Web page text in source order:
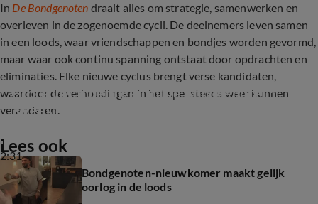
In De Bondgenoten draait alles om strategie, samenwerken en
overleven in de zogenoemde cycli. De deelnemers leven samen
in een loods, waar vriendschappen en bondjes worden gevormd,
maar waar ook continu spanning ontstaat door opdrachten en
eliminaties. Elke nieuwe cyclus brengt verse kandidaten,
waardoor de verhoudingen in het spel steeds weer kunnen
veranderen.
2:31
Grote veranderingen in De Bondgenoten:
'Wees op alles voorbereid'
Lees ook
Bondgenoten-nieuwkomer maakt gelijk
oorlog in de loods